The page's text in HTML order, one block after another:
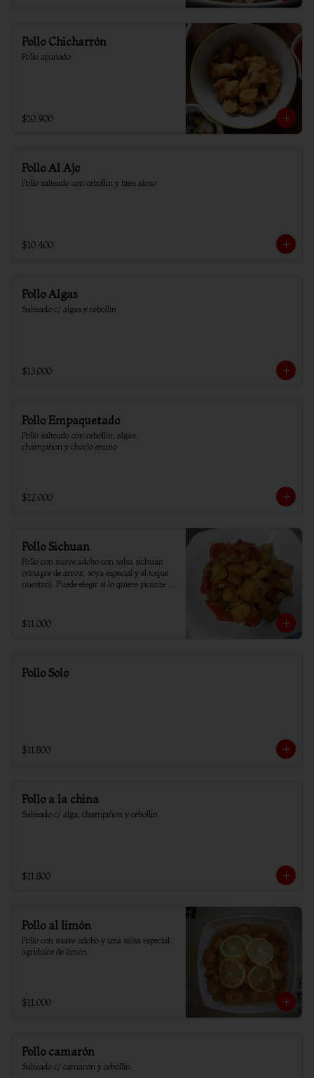
Pollo Chicharrón
Pollo apanado
$10.900
Pollo Al Ajo
Pollo salteado con cebollín y bien ajoso
$10.400
Pollo Algas
Salteado c/ algas y cebollin
$13.000
Pollo Empaquetado
Pollo salteado con cebollín, algas,
champiñon y choclo enano
$12.000
Pollo Sichuan
Pollo con suave adobo con salsa sichuan
(vinagre de arroz, soya especial y el toque
nuestro). Puede elegir si lo quiere picante o
$11.000
Pollo Solo
$11.800
Pollo a la china
Salteado c/ alga, champiñon y cebollin
$11.800
Pollo al limón
Pollo con suave adobo y una salsa especial
agridulce de limón.
$11.000
Pollo camarón
Salteado c/ camarón y cebollín